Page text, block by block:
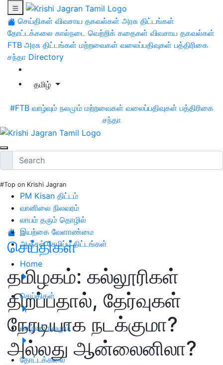
செய்திகள் விவசாய தகவல்கள் அரசு திட்டங்கள்
தோட்டக்கலை கால்நடை வெற்றிக் கதைகள் விவசாய தகவல்கள்
FTB அரசு திட்டங்கள் மற்றவைகள் வலைப்பதிவுகள் பத்திரிகை
சந்தா Directory
தமிழ்
#FTB வாழ்வும் நலமும் மற்றவைகள் வலைப்பதிவுகள் பத்திரிகை
சந்தா
#Top on Krishi Jagran
PM Kisan திட்டம்
வானிலை நிலவரம்
லாபம் தரும் தொழில்
இயற்கை வேளாண்மை
அஞ்சல் சேமிப்பு திட்டங்கள்
Home
செய்திகள்
வாழ்வும் நலமும்
தோட்டக்கலை
செய்திகள்
தமிழகம்: கல்லூரிகள்
திறப்பதால், தேர்வுகள்
நேரடியாக நடக்குமா?
அல்லது ஆன்லைனிலா?